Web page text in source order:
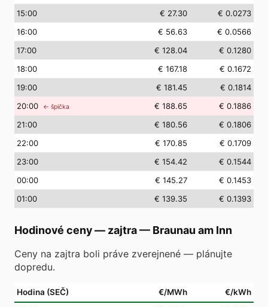
15:00 € 27.30
€ 0.0273
16:00 € 56.63
€ 0.0566
17:00 € 128.04
€ 0.1280
18:00 € 167.18
€ 0.1672
19:00 € 181.45
€ 0.1814
20:00 ← špička € 188.65
€ 0.1886
21:00 € 180.56
€ 0.1806
22:00 € 170.85
€ 0.1709
23:00 € 154.42
€ 0.1544
00:00 € 145.27
€ 0.1453
01:00 € 139.35 € 0.1393
Hodinové ceny — zajtra— Braunau am Inn
Ceny na zajtra boli práve zverejnené — plánujte
dopredu.
Hodina (SEČ) €/MWh €/kWh